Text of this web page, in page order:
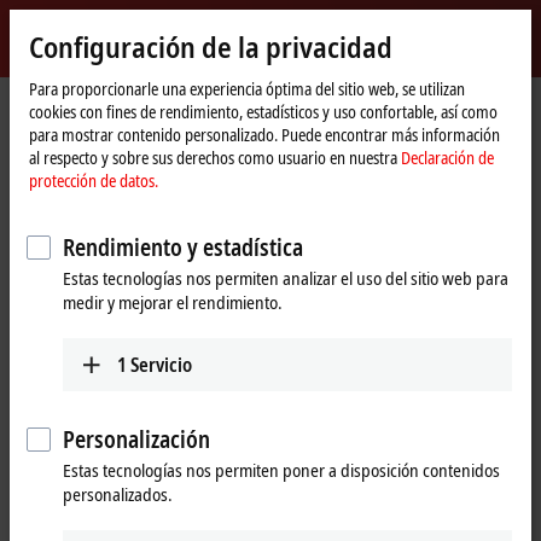
Beckhoff
-
New
Automation
Technology
myBeckhoff
Página
de
inicio
Empresa Novedades SPS IPC Drives 2016 | Day 3
Al hacer clic en «Aceptar», mostramos el vídeo y ajustamos la
configuración de privacidad, cargando el contenido externo de
Vimeo. Por favor, tenga en cuenta nuestraDeclaración de
protección de datos.
Nov 25, 2016
SPS IPC Drives 2016 | Day 3
Configuración de la privacidad
Para proporcionarle una experiencia óptima del sitio web, se utilizan
cookies con fines de rendimiento, estadísticos y uso confortable, así como
para mostrar contenido personalizado. Puede encontrar más información
al respecto y sobre sus derechos como usuario en nuestra Declaración de
protección de datos.
Rendimiento y estadística
Estas tecnologías nos permiten analizar el uso del sitio web para
medir y mejorar el rendimiento.
1 Servicio
Personalización
Estas tecnologías nos permiten poner a disposición contenidos
personalizados.